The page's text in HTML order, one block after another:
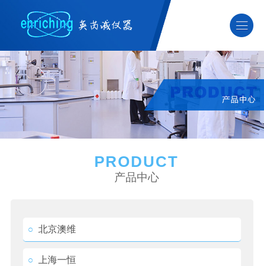
PRODUCT
产品中心
○ 北京澳维
○ 上海一恒